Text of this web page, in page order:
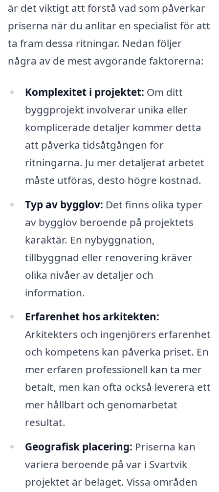
är det viktigt att förstå vad som påverkar
priserna när du anlitar en specialist för att
ta fram dessa ritningar. Nedan följer
några av de mest avgörande faktorerna:
Komplexitet i projektet: Om ditt
byggprojekt involverar unika eller
komplicerade detaljer kommer detta
att påverka tidsåtgången för
ritningarna. Ju mer detaljerat arbetet
måste utföras, desto högre kostnad.
Typ av bygglov: Det finns olika typer
av bygglov beroende på projektets
karaktär. En nybyggnation,
tillbyggnad eller renovering kräver
olika nivåer av detaljer och
information.
Erfarenhet hos arkitekten:
Arkitekters och ingenjörers erfarenhet
och kompetens kan påverka priset. En
mer erfaren professionell kan ta mer
betalt, men kan ofta också leverera ett
mer hållbart och genomarbetat
resultat.
Geografisk placering: Priserna kan
variera beroende på var i Svartvik
projektet är beläget. Vissa områden